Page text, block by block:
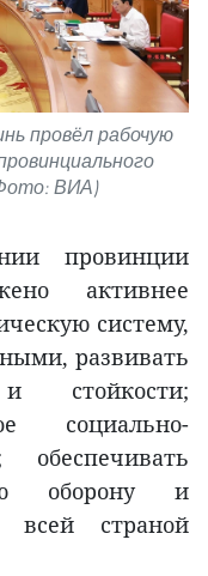
провёл рабочую
ВИА)
провинции
активнее
систему,
развивать
стойкости;
социально-
обеспечивать
оборону и
всей страной